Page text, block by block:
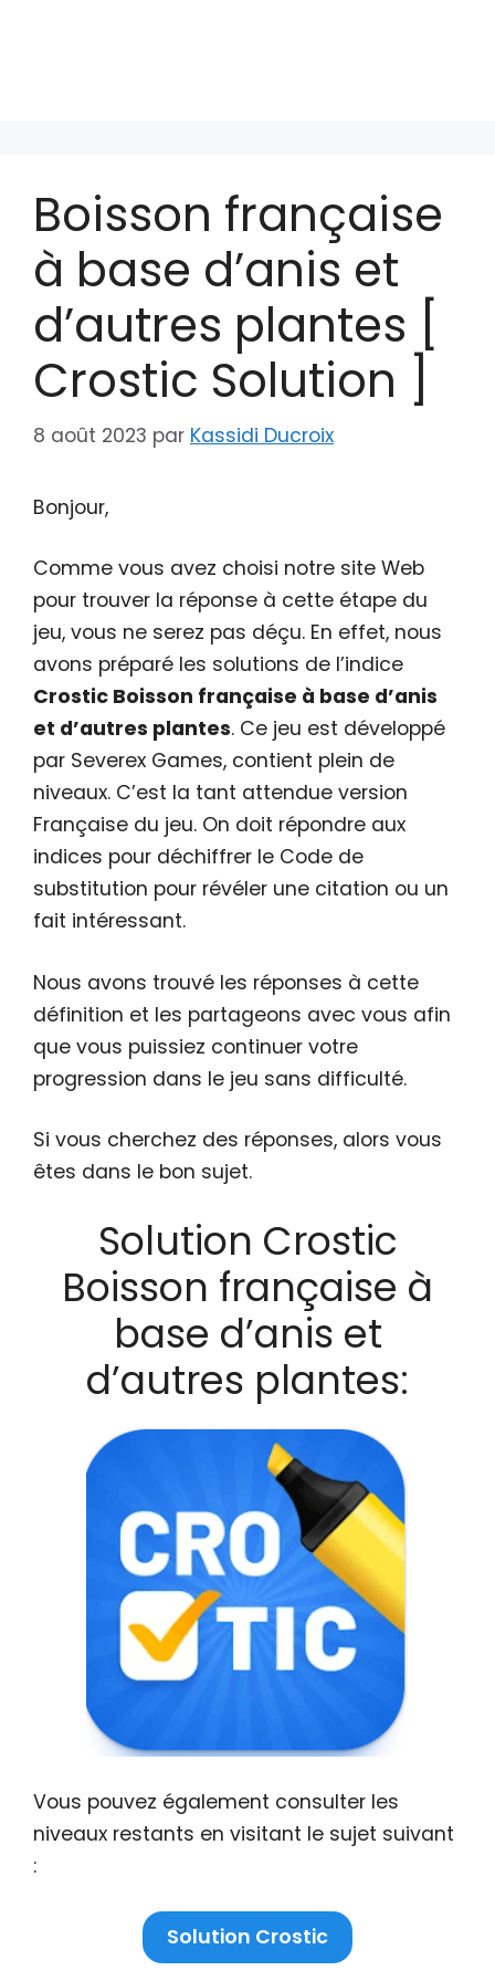
Boisson française
à base d’anis et
d’autres plantes [
Crostic Solution ]
8 août 2023 par Kassidi Ducroix
Bonjour,
Comme vous avez choisi notre site Web
pour trouver la réponse à cette étape du
jeu, vous ne serez pas déçu. En effet, nous
avons préparé les solutions de l’indice
Crostic Boisson française à base d’anis
et d’autres plantes. Ce jeu est développé
par Severex Games, contient plein de
niveaux. C’est la tant attendue version
Française du jeu. On doit répondre aux
indices pour déchiffrer le Code de
substitution pour révéler une citation ou un
fait intéressant.
Nous avons trouvé les réponses à cette
définition et les partageons avec vous afin
que vous puissiez continuer votre
progression dans le jeu sans difficulté.
Si vous cherchez des réponses, alors vous
êtes dans le bon sujet.
Solution Crostic
Boisson française à
base d’anis et
d’autres plantes:
Vous pouvez également consulter les
niveaux restants en visitant le sujet suivant
:
Solution Crostic